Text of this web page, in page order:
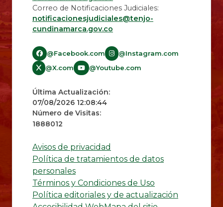
Correo de Notificaciones Judiciales:
notificacionesjudiciales@tenjo-
cundinamarca.gov.co​
@Facebook.com
@Instagram.com
@X.com
@Youtube.com
Última Actualización:
07/08/2026 12:08:44
Número de Visitas:
1888012
Avisos de privacidad
Política de tratamientos de datos
personales
Términos y Condiciones de Uso
Política editoriales y de actualización